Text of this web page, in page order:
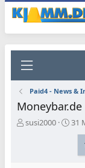
Paid4 - News &
Moneybar.de
E
susi2000
E
31